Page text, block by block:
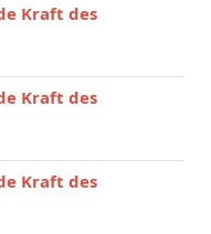
Kraft des
Kraft des
Kraft des